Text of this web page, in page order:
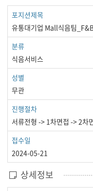
포지션제목
유통대기업 Mall식음팀
분류
식음서비스
성별
무관
진행절차
서류전형 -> 1차면접 -> 2차
접수일
2024-05-21
상세정보